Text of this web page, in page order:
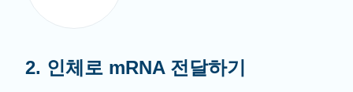
2. 인체로 mRNA 전달하기